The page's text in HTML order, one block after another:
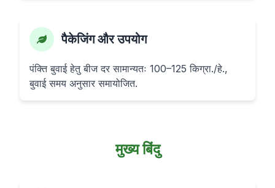
पैकेजिंग और उपयोग
पंक्ति बुवाई हेतु बीज दर सामान्यतः 100–125 किग्रा./हे.,
बुवाई समय अनुसार समायोजित.
मुख्य बिंदु